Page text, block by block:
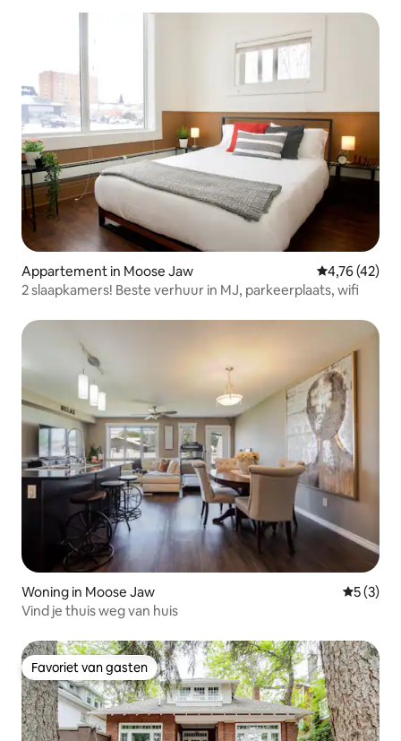
Appartement in Moose Jaw Gemiddelde
4,76 (42)
2 slaapkamers! Beste verhuur in MJ, parkeerplaats, wifi
Woning in Moose Jaw
5 (3)
Vind je thuis weg van huis
Favoriet van gasten
Favoriet van gasten